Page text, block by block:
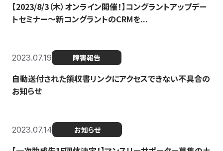
【2023/8/3（木）オンライン開催！】コングラントアップデー
トセミナー〜新コングラントのCRMを...
2023.07.19 障害報告
自動送付された領収書リンクにアクセスできない不具合の
お知らせ
2023.07.14 お知らせ